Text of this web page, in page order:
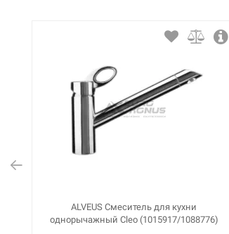
ALVEUS Смеситель для кухни
однорычажный Cleo (1015917/1088776)